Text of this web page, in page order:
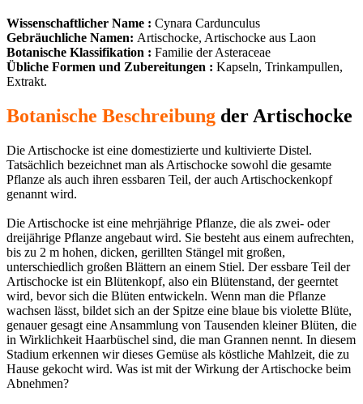
Wissenschaftlicher Name : Cynara Cardunculus
Gebräuchliche Namen: Artischocke, Artischocke aus Laon
Botanische Klassifikation : Familie der Asteraceae
Übliche Formen und Zubereitungen : Kapseln, Trinkampullen,
Extrakt.
Botanische Beschreibung der Artischocke
Die Artischocke ist eine domestizierte und kultivierte Distel.
Tatsächlich bezeichnet man als Artischocke sowohl die gesamte
Pflanze als auch ihren essbaren Teil, der auch Artischockenkopf
genannt wird.
Die Artischocke ist eine mehrjährige Pflanze, die als zwei- oder
dreijährige Pflanze angebaut wird. Sie besteht aus einem aufrechten,
bis zu 2 m hohen, dicken, gerillten Stängel mit großen,
unterschiedlich großen Blättern an einem Stiel. Der essbare Teil der
Artischocke ist ein Blütenkopf, also ein Blütenstand, der geerntet
wird, bevor sich die Blüten entwickeln. Wenn man die Pflanze
wachsen lässt, bildet sich an der Spitze eine blaue bis violette Blüte,
genauer gesagt eine Ansammlung von Tausenden kleiner Blüten, die
in Wirklichkeit Haarbüschel sind, die man Grannen nennt. In diesem
Stadium erkennen wir dieses Gemüse als köstliche Mahlzeit, die zu
Hause gekocht wird. Was ist mit der Wirkung der Artischocke beim
Abnehmen?